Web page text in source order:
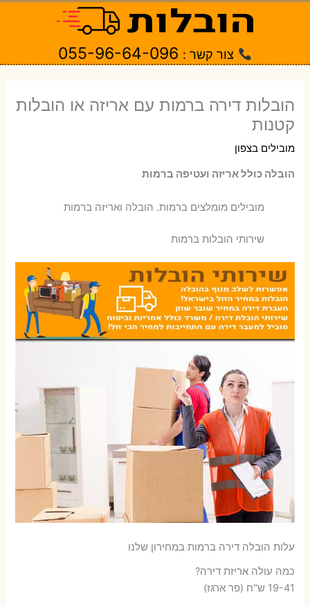
צור קשר : 055-96-64-096
הובלות דירה ברמות עם אריזה או הובלות
קטנות
מובילים בצפון
הובלה כולל אריזה ועטיפה ברמות
‫מובילים מומלצים ברמות. הובלה ואריזה ברמות
שירותי הובלות ברמות
עלות הובלה דירה ברמות במחירון שלנו
כמה עולה אריזת דירה​?
19-41 ש"ח (פר ארגז)